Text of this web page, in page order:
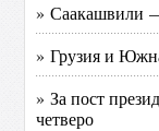
» Саакашвили
» Грузия и
» За пост
четверо